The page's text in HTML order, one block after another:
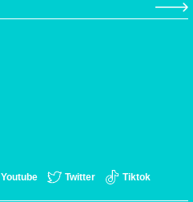
Youtube Twitter Tiktok